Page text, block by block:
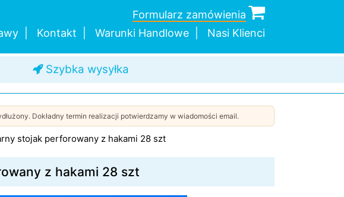
Kontakt Warunki Handlowe Nasi Klienci
Formularz zamówienia
Szybka wysyłka
Od jednej sztuki
Dokładny termin realizacji potwierdzamy w wiadomości email.
stojak perforowany z hakami 28 szt
z hakami 28 szt